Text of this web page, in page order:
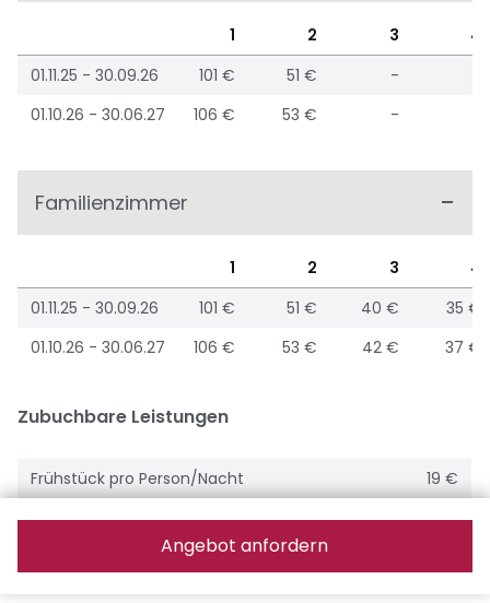
1 2 3
4
01.11.25 - 30.09.26
101 € 51 € -
01.10.26 - 30.06.27
106 € 53 € -
Familienzimmer
1 2 3
4
01.11.25 - 30.09.26
101 € 51 € 40 €
35 €
01.10.26 - 30.06.27
106 € 53 € 42 € 37 €
Zubuchbare Leistungen
Frühstück pro Person/Nacht 19 €
Angebot anfordern